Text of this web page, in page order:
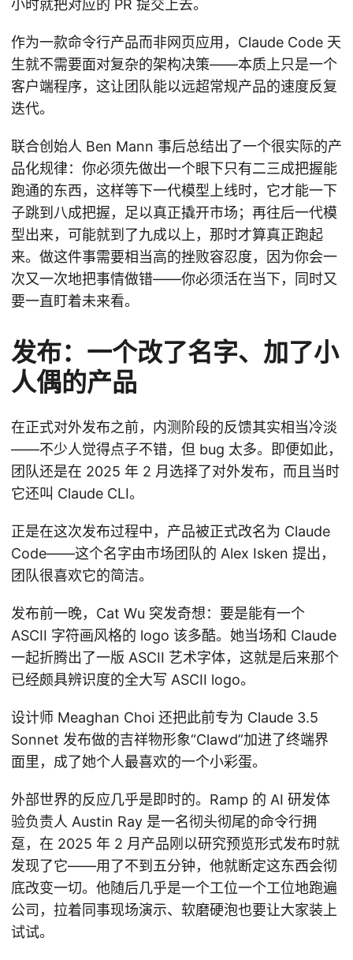
小时就把对应的 PR 提交上去。
作为一款命令行产品而非网页应用，Claude Code 天
生就不需要面对复杂的架构决策——本质上只是一个
客户端程序，这让团队能以远超常规产品的速度反复
迭代。
联合创始人 Ben Mann 事后总结出了一个很实际的产
品化规律：你必须先做出一个眼下只有二三成把握能
跑通的东西，这样等下一代模型上线时，它才能一下
子跳到八成把握，足以真正撬开市场；再往后一代模
型出来，可能就到了九成以上，那时才算真正跑起
来。做这件事需要相当高的挫败容忍度，因为你会一
次又一次地把事情做错——你必须活在当下，同时又
要一直盯着未来看。
发布：一个改了名字、加了小
人偶的产品
在正式对外发布之前，内测阶段的反馈其实相当冷淡
——不少人觉得点子不错，但 bug 太多。即便如此，
团队还是在 2025 年 2 月选择了对外发布，而且当时
它还叫 Claude CLI。
正是在这次发布过程中，产品被正式改名为 Claude
Code——这个名字由市场团队的 Alex Isken 提出，
团队很喜欢它的简洁。
发布前一晚，Cat Wu 突发奇想：要是能有一个
ASCII 字符画风格的 logo 该多酷。她当场和 Claude
一起折腾出了一版 ASCII 艺术字体，这就是后来那个
已经颇具辨识度的全大写 ASCII logo。
设计师 Meaghan Choi 还把此前专为 Claude 3.5
Sonnet 发布做的吉祥物形象“Clawd”加进了终端界
面里，成了她个人最喜欢的一个小彩蛋。
外部世界的反应几乎是即时的。Ramp 的 AI 研发体
验负责人 Austin Ray 是一名彻头彻尾的命令行拥
趸，在 2025 年 2 月产品刚以研究预览形式发布时就
发现了它——用了不到五分钟，他就断定这东西会彻
底改变一切。他随后几乎是一个工位一个工位地跑遍
公司，拉着同事现场演示、软磨硬泡也要让大家装上
试试。